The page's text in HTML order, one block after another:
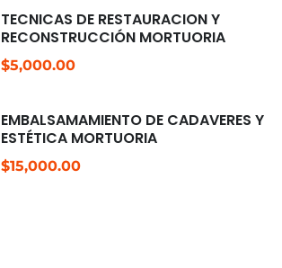
TÉCNICAS DE RESTAURACIÓN Y
RECONSTRUCCIÓN MORTUORIA
$5,000.00
EMBALSAMAMIENTO DE CADÁVERES Y
ESTÉTICA MORTUORIA
$15,000.00